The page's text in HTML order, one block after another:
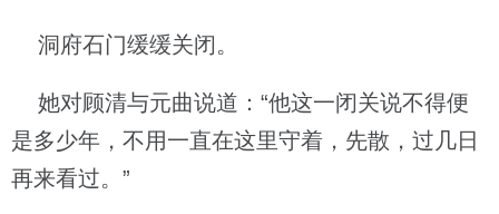
洞府石门缓缓关闭。
她对顾清与元曲说道：“他这一闭关说不得便
是多少年，不用一直在这里守着，先散，过几日
再来看过。”